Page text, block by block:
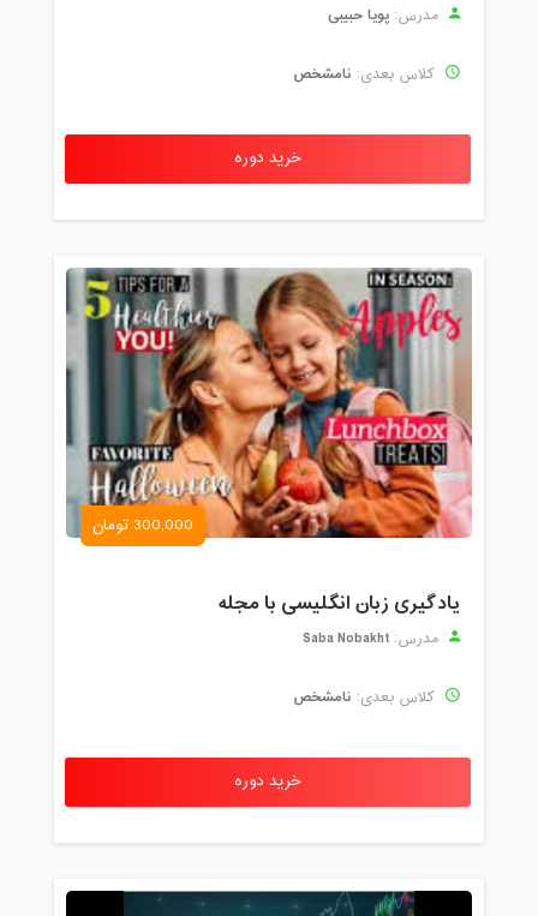
مدرس: پویا حبیبی
کلاس بعدی: نامشخص
خرید دوره
300,000 تومان
یادگیری زبان انگلیسی با مجله
مدرس: Saba Nobakht
کلاس بعدی: نامشخص
خرید دوره